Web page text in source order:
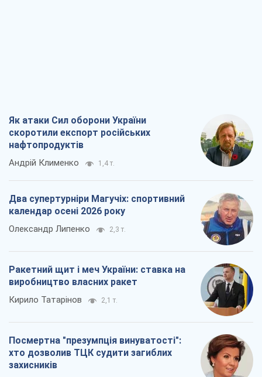
Як атаки Сил оборони України
скоротили експорт російських
нафтопродуктів
Андрій Клименко 1,4 т.
Два супертурніри Магучіх: спортивний
календар осені 2026 року
Олександр Липенко 2,3 т.
Ракетний щит і меч України: ставка на
виробництво власних ракет
Кирило Татарінов 2,1 т.
Посмертна "презумпція винуватості":
хто дозволив ТЦК судити загиблих
захисників